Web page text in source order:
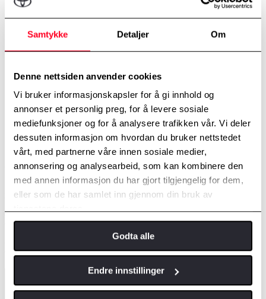
Samtykke Detaljer Om
Denne nettsiden anvender cookies
Vi bruker informasjonskapsler for å gi innhold og
annonser et personlig preg, for å levere sosiale
mediefunksjoner og for å analysere trafikken vår. Vi deler
dessuten informasjon om hvordan du bruker nettstedet
vårt, med partnerne våre innen sosiale medier,
annonsering og analysearbeid, som kan kombinere den
med annen informasjon du har gjort tilgjengelig for dem,
eller som de har samlet inn gjennom din bruk av
Godta alle
Endre innstillinger
Maks effekt*
WIFI/APP/RFID kompatibel
Mennekes)
Kvalitet og garanti
Markedsledende kvalitet
Pris inkl. stor standard**
installeringspakke. Inkl. MVA.
Kr 19 900,-
Lånefinansiering med 3,95% rente
36 mnd. (Kr. 0 i kontant)
Kr 590 /mnd. Totalpris 21.240,-
Alle produktene er testet ihht. Toyota sikkerhet og kvalitetskrav.
** For detaljer rundt
installasjonspakke:https://www.toyota.no/ladebokser
Bestill ladeboks
Kontakt meg
Velg avdeling